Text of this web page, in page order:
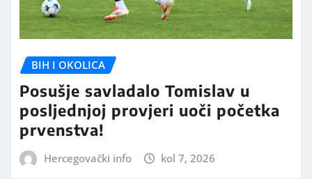
BIH I OKOLICA
Posušje savladalo Tomislav u
posljednjoj provjeri uoči početka
prvenstva!
Hercegovački info kol 7, 2026